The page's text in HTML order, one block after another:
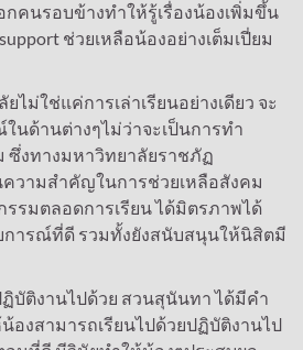
กคนรอบข้างทำให้รู้เรื่องน้องเพิ่มขึ้น
ช่วยเหลือน้องอย่างเต็มเปี่ยม
ไม่ใช่แค่การเล่าเรียนอย่างเดียว จะ
นด้านต่างๆไม่ว่าจะเป็นการทำ
ซึ่งทางมหาวิทยาลัยราชภัฏ
วามสำคัญในการช่วยเหลือสังคม
รมตลอดการเรียน ได้มิตรภาพได้
การณ์ที่ดี รวมทั้งยังสนับสนุนให้นิสิตมี
บัติงานไปด้วย สวนสุนันทา ได้มีคำ
องสามารถเรียนไปด้วยปฏิบัติงานไป